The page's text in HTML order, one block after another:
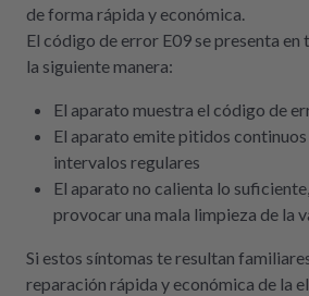
de forma rápida y económica.
El código de error E09 se presenta en
la siguiente manera:
El aparato muestra el código de
El aparato emite pitidos
intervalos regulares
El aparato no calienta lo
provocar una mala limpieza de la
Si estos síntomas te resultan
reparación rápida y económica de la